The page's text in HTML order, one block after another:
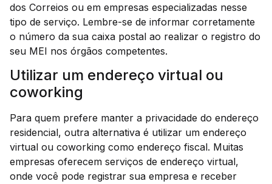
dos Correios ou em empresas especializadas nesse
tipo de serviço. Lembre-se de informar corretamente
o número da sua caixa postal ao realizar o registro do
seu MEI nos órgãos competentes.
Utilizar um endereço virtual ou
coworking
Para quem prefere manter a privacidade do endereço
residencial, outra alternativa é utilizar um endereço
virtual ou coworking como endereço fiscal. Muitas
empresas oferecem serviços de endereço virtual,
onde você pode registrar sua empresa e receber